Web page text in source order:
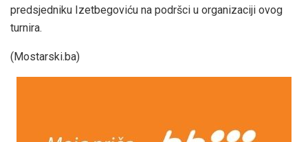
predsjedniku Izetbegoviću na podršci u organizaciji ovog
turnira.
(Mostarski.ba)